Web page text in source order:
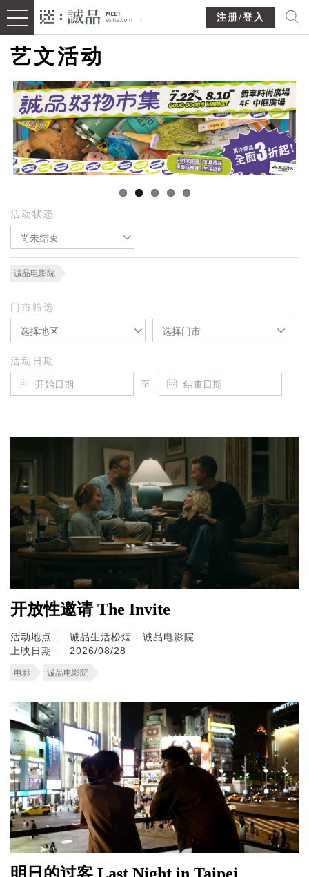
注册/登入
艺文活动
活动状态
尚未结束
诚品电影院
门市筛选
选择地区 选择门市
活动日期
至
开放性邀请 The Invite
活动地点
诚品生活松烟 - 诚品电影院
上映日期
2026/08/28
电影 诚品电影院